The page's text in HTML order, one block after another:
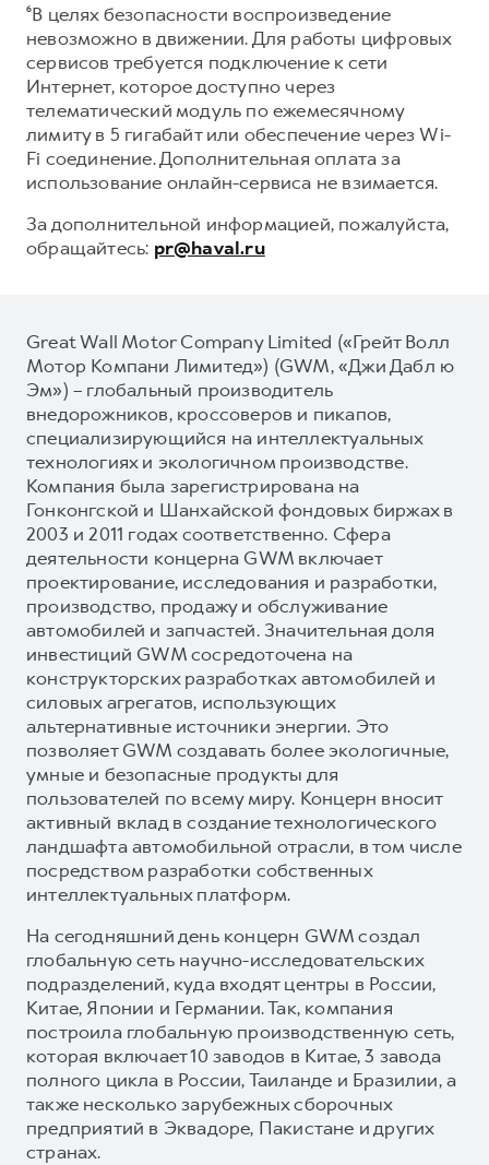
⁶В целях безопасности воспроизведение
невозможно в движении. Для работы цифровых
сервисов требуется подключение к сети
Интернет, которое доступно через
телематический модуль по ежемесячному
лимиту в 5 гигабайт или обеспечение через Wi-
Fi соединение. Дополнительная оплата за
использование онлайн-сервиса не взимается.
За дополнительной информацией, пожалуйста,
обращайтесь: pr@haval.ru
Great Wall Motor Company Limited («Грейт Волл
Мотор Компани Лимитед») (GWM, «Джи Дабл ю
Эм») – глобальный производитель
внедорожников, кроссоверов и пикапов,
специализирующийся на интеллектуальных
технологиях и экологичном производстве.
Компания была зарегистрирована на
Гонконгской и Шанхайской фондовых биржах в
2003 и 2011 годах соответственно. Сфера
деятельности концерна GWM включает
проектирование, исследования и разработки,
производство, продажу и обслуживание
автомобилей и запчастей. Значительная доля
инвестиций GWM сосредоточена на
конструкторских разработках автомобилей и
силовых агрегатов, использующих
альтернативные источники энергии. Это
позволяет GWM создавать более экологичные,
умные и безопасные продукты для
пользователей по всему миру. Концерн вносит
активный вклад в создание технологического
ландшафта автомобильной отрасли, в том числе
посредством разработки собственных
интеллектуальных платформ.
На сегодняшний день концерн GWM создал
глобальную сеть научно-исследовательских
подразделений, куда входят центры в России,
Китае, Японии и Германии. Так, компания
построила глобальную производственную сеть,
которая включает 10 заводов в Китае, 3 завода
полного цикла в России, Таиланде и Бразилии, а
также несколько зарубежных сборочных
предприятий в Эквадоре, Пакистане и других
странах.